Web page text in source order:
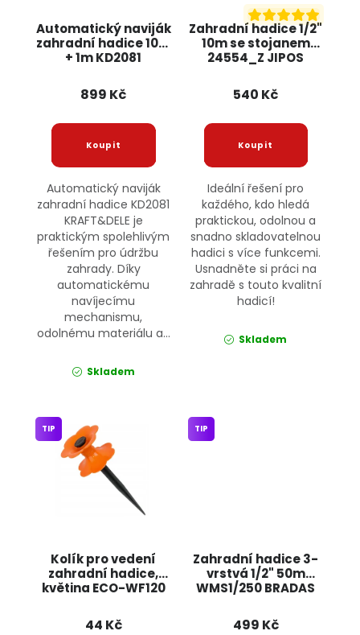
Automatický naviják
zahradní hadice 10m
+ 1m KD2081
899 Kč
Automatický naviják
zahradní hadice KD2081
KRAFT&DELE je
praktickým spolehlivým
řešením pro údržbu
zahrady. Díky
automatickému
navíjecímu
mechanismu,
odolnému materiálu a...
Skladem
Zahradní hadice 1/2"
10m se stojanem
24554_Z JIPOS
540 Kč
Ideální řešení pro
každého, kdo hledá
praktickou, odolnou a
snadno skladovatelnou
hadici s více funkcemi.
Usnadněte si práci na
zahradě s touto kvalitní
hadicí!
Skladem
Kolík pro vedení
zahradní hadice,
květina ECO-WF120
TIP
44 Kč
Zahradní hadice 3-
vrstvá 1/2" 50m
WMS1/250 BRADAS
TIP
499 Kč